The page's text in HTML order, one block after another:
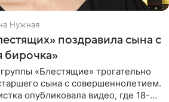
Нужная
поздравила сына с
бирочка»
«Блестящие» трогательно
сына с совершеннолетием.
опубликовала видео, где 18-